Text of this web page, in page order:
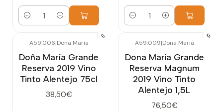
Cantidad Cantidad
A59.006|Dona Maria
Doña María Grande
Reserva 2019 Vino
Tinto Alentejo 75cl
38,50€
A59.009|Dona Maria
Dona Maria Grande
Reserva Magnum
2019 Vino Tinto
Alentejo 1,5L
76,50€